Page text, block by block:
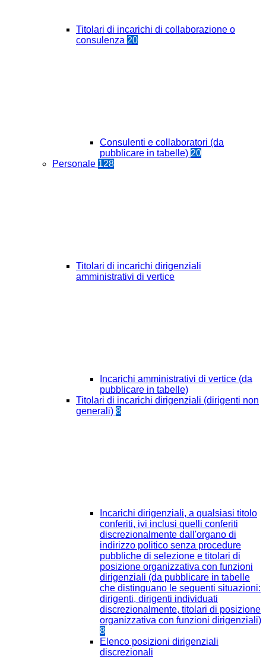
Titolari di incarichi di collaborazione o
consulenza 20
Consulenti e collaboratori (da
pubblicare in tabelle) 20
Personale 128
Titolari di incarichi dirigenziali
amministrativi di vertice
Incarichi amministrativi di vertice (da
pubblicare in tabelle)
Titolari di incarichi dirigenziali (dirigenti non
generali) 8
Incarichi dirigenziali, a qualsiasi titolo
conferiti, ivi inclusi quelli conferiti
discrezionalmente dall'organo di
indirizzo politico senza procedure
pubbliche di selezione e titolari di
posizione organizzativa con funzioni
dirigenziali (da pubblicare in tabelle
che distinguano le seguenti situazioni:
dirigenti, dirigenti individuati
discrezionalmente, titolari di posizione
organizzativa con funzioni dirigenziali)
8
Elenco posizioni dirigenziali
discrezionali